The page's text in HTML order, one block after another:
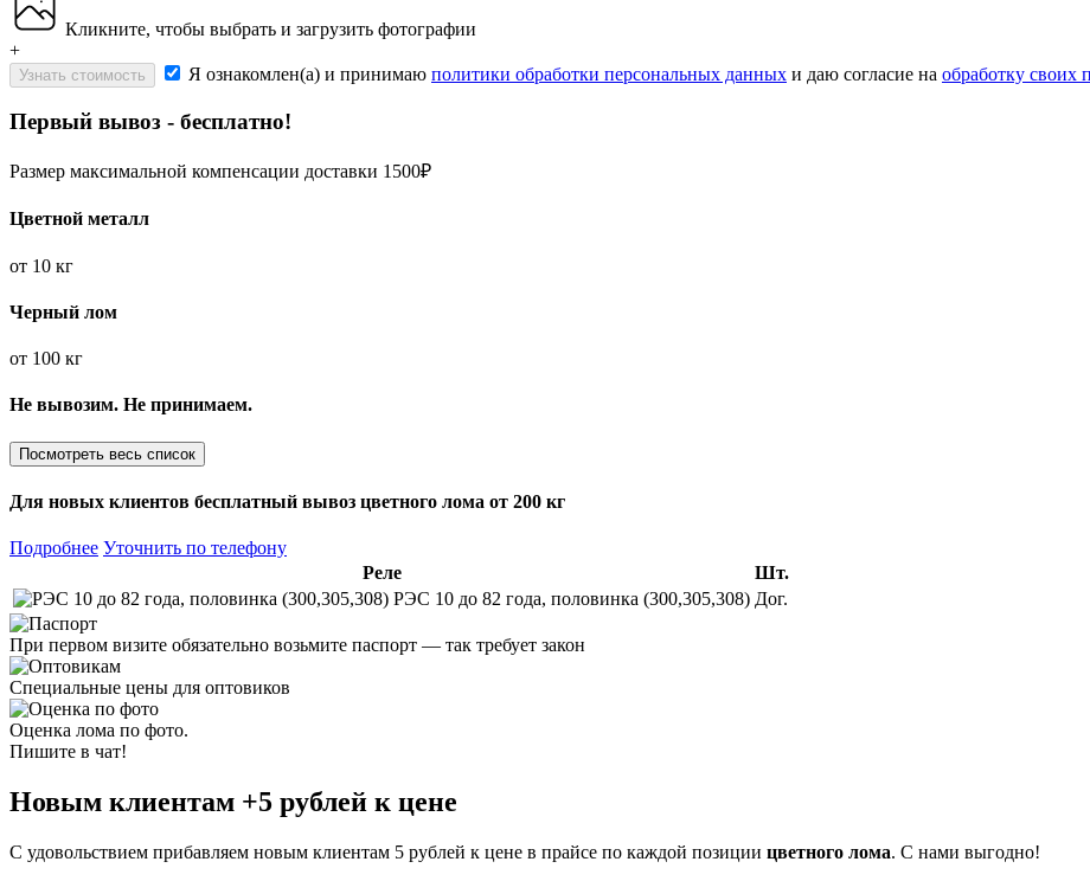
Кликните, чтобы выбрать и загрузить фотографии
+
Узнать стоимость Я ознакомлен(а) и принимаю политики обработки персональных данных и даю согласие на обработку своих
Первый вывоз - бесплатно!
Размер максимальной компенсации доставки 1500₽
Цветной металл
от 10 кг
Черный лом
от 100 кг
Не вывозим. Не принимаем.
Посмотреть весь список
Для новых клиентов бесплатный вывоз цветного лома от 200 кг
Подробнее Уточнить по телефону
Реле
Шт.
РЭС 10 до 82 года, половинка (300,305,308) Дог.
При первом визите обязательно возьмите паспорт — так требует закон
Специальные цены для оптовиков
Оценка лома по фото.
Пишите в чат!
Новым клиентам +5 рублей к цене
С удовольствием прибавляем новым клиентам 5 рублей к цене в прайсе по каждой позиции цветного лома. С нами выгодно!